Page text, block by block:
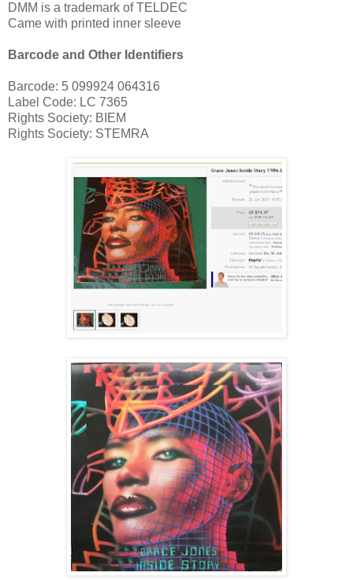
DMM is a trademark of TELDEC
Came with printed inner sleeve
Barcode and Other Identifiers
Barcode: 5 099924 064316
Label Code: LC 7365
Rights Society: BIEM
Rights Society: STEMRA